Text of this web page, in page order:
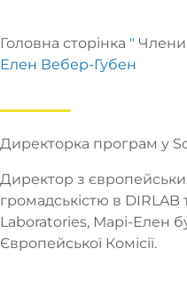
Головна сторінка " Члени
Елен Вебер-Губен
Директорка програм у
Директор з
громадськістю в DIRLAB
Laboratories, Марі-Елен
Європейської Комісії.